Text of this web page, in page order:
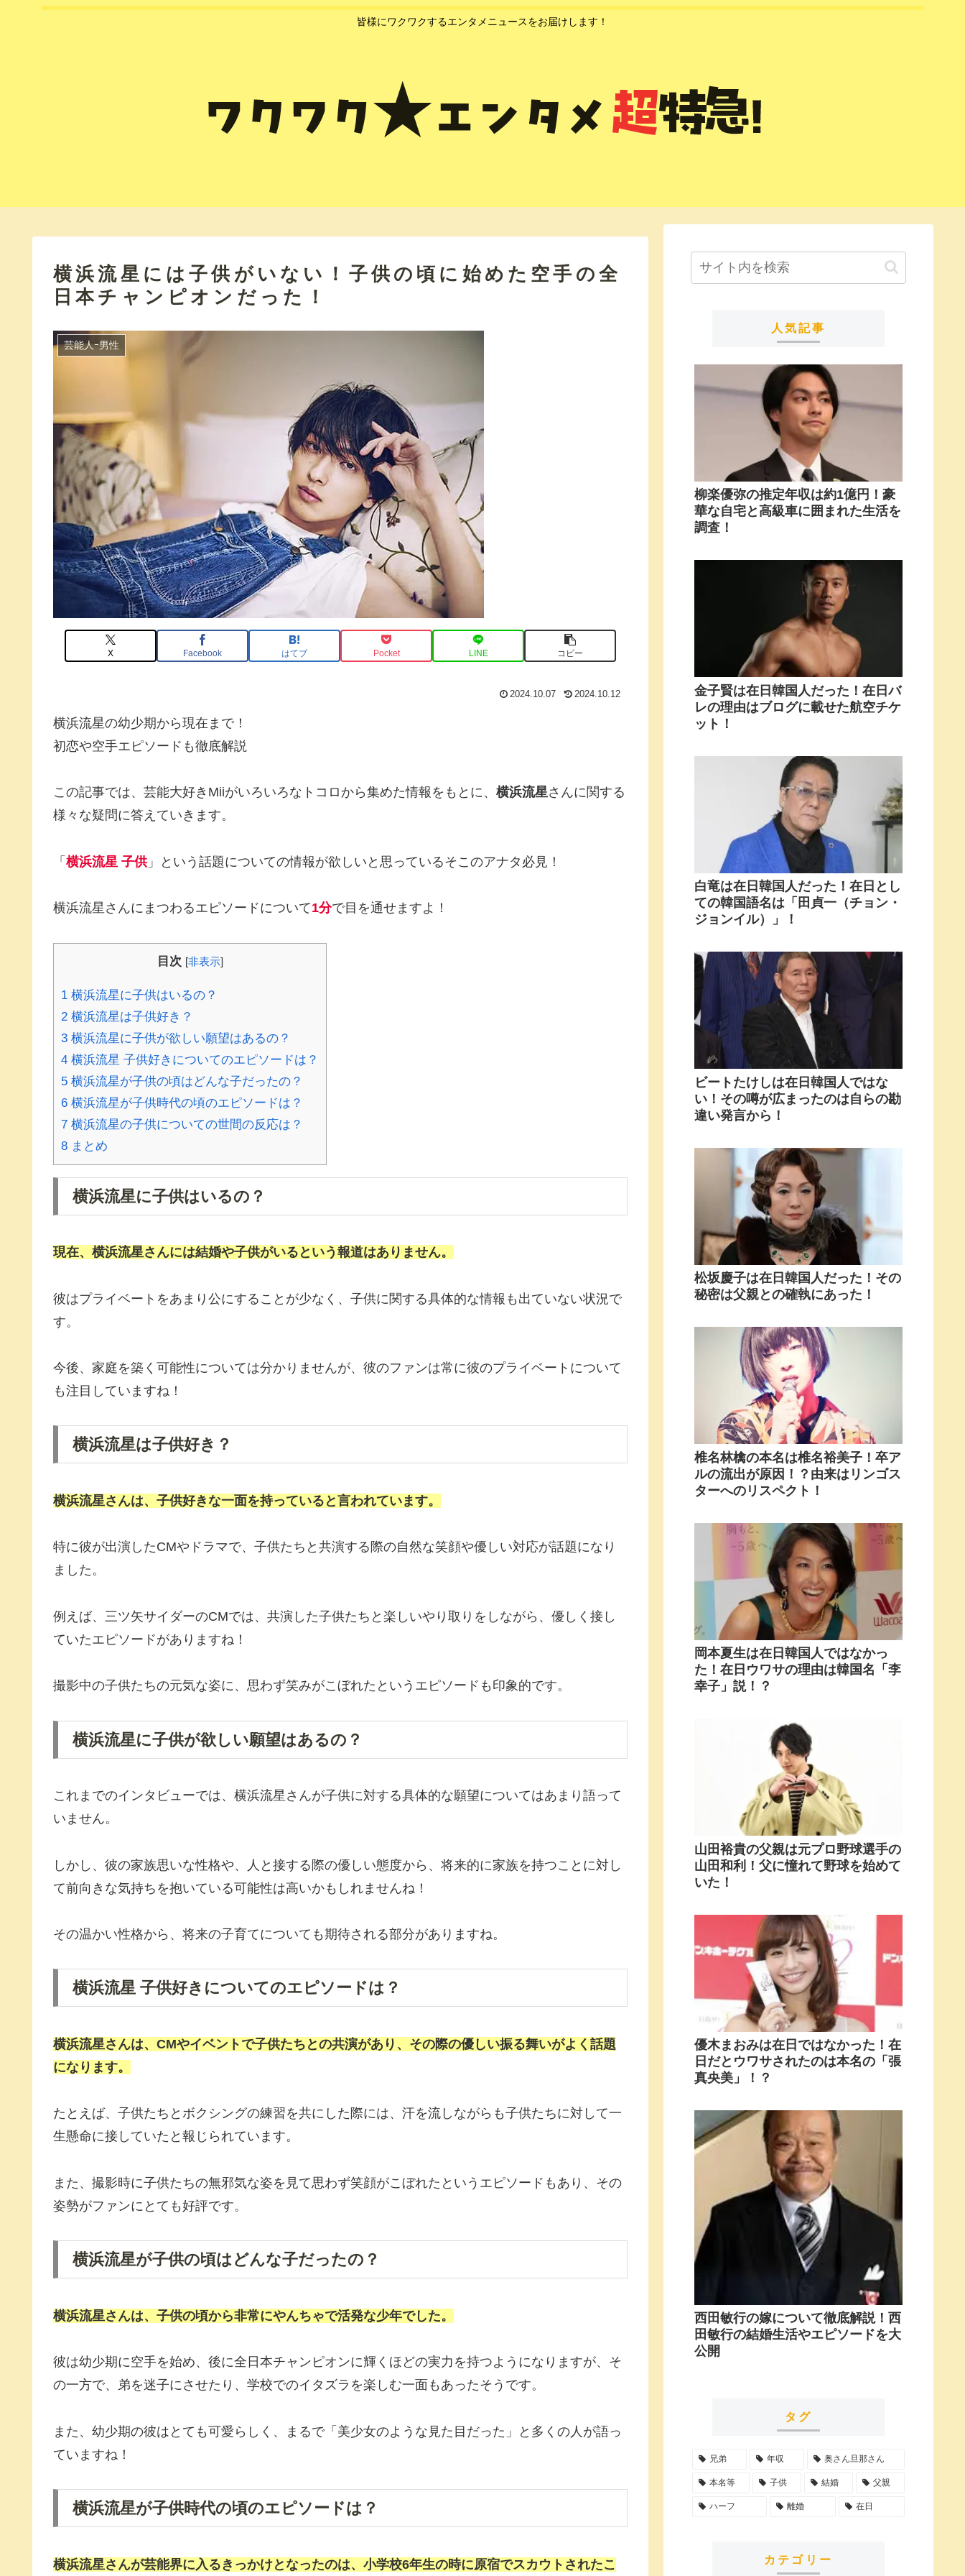
皆様にワクワクするエンタメニュースをお届けします！
横浜流星には子供がいない！子供の頃に始めた空手の全
日本チャンピオンだった！
芸能人ｰ男性
X Facebook はてブ Pocket LINE コピー
2024.10.07 2024.10.12
横浜流星の幼少期から現在まで！
初恋や空手エピソードも徹底解説
この記事では、芸能大好きMiiがいろいろなトコロから集めた情報をもとに、 横浜流星さんに関する
様々な疑問に答えていきます。
「 横浜流星 子供」という話題についての情報が欲しいと思っているそこのアナタ必見！
横浜流星さんにまつわるエピソードについて1分で目を通せますよ！
目次 [非表示]
1 横浜流星に子供はいるの？
2 横浜流星は子供好き？
3 横浜流星に子供が欲しい願望はあるの？
4 横浜流星 子供好きについてのエピソードは？
5 横浜流星が子供の頃はどんな子だったの？
6 横浜流星が子供時代の頃のエピソードは？
7 横浜流星の子供についての世間の反応は？
8 まとめ
横浜流星に子供はいるの？
現在、横浜流星さんには結婚や子供がいるという報道はありません。
彼はプライベートをあまり公にすることが少なく、子供に関する具体的な情報も出ていない状況で
す。
今後、家庭を築く可能性については分かりませんが、彼のファンは常に彼のプライベートについて
も注目していますね！
横浜流星は子供好き？
横浜流星さんは、子供好きな一面を持っていると言われています。
特に彼が出演したCMやドラマで、子供たちと共演する際の自然な笑顔や優しい対応が話題になり
ました。
例えば、三ツ矢サイダーのCMでは、共演した子供たちと楽しいやり取りをしながら、優しく接し
ていたエピソードがありますね！
撮影中の子供たちの元気な姿に、思わず笑みがこぼれたというエピソードも印象的です。
横浜流星に子供が欲しい願望はあるの？
これまでのインタビューでは、横浜流星さんが子供に対する具体的な願望についてはあまり語って
いません。
しかし、彼の家族思いな性格や、人と接する際の優しい態度から、将来的に家族を持つことに対し
て前向きな気持ちを抱いている可能性は高いかもしれませんね！
その温かい性格から、将来の子育てについても期待される部分がありますね。
横浜流星 子供好きについてのエピソードは？
横浜流星さんは、CMやイベントで子供たちとの共演があり、その際の優しい振る舞いがよく話題
になります。
たとえば、子供たちとボクシングの練習を共にした際には、汗を流しながらも子供たちに対して一
生懸命に接していたと報じられています。
また、撮影時に子供たちの無邪気な姿を見て思わず笑顔がこぼれたというエピソードもあり、その
姿勢がファンにとても好評です。
横浜流星が子供の頃はどんな子だったの？
横浜流星さんは、子供の頃から非常にやんちゃで活発な少年でした。
彼は幼少期に空手を始め、後に全日本チャンピオンに輝くほどの実力を持つようになりますが、そ
の一方で、弟を迷子にさせたり、学校でのイタズラを楽しむ一面もあったそうです。
また、幼少期の彼はとても可愛らしく、まるで「美少女のような見た目だった」と多くの人が語っ
ていますね！
横浜流星が子供時代の頃のエピソードは？
横浜流星さんが芸能界に入るきっかけとなったのは、小学校6年生の時に原宿でスカウトされたこ
人気記事
柳楽優弥の推定年収は約1億円！豪
華な自宅と高級車に囲まれた生活を
調査！
金子賢は在日韓国人だった！在日バ
レの理由はブログに載せた航空チケ
ット！
白竜は在日韓国人だった！在日とし
ての韓国語名は「田貞一（チョン・
ジョンイル）」！
ビートたけしは在日韓国人ではな
い！その噂が広まったのは自らの勘
違い発言から！
松坂慶子は在日韓国人だった！その
秘密は父親との確執にあった！
椎名林檎の本名は椎名裕美子！卒ア
ルの流出が原因！？由来はリンゴス
ターへのリスペクト！
岡本夏生は在日韓国人ではなかっ
た！在日ウワサの理由は韓国名「李
幸子」説！？
山田裕貴の父親は元プロ野球選手の
山田和利！父に憧れて野球を始めて
いた！
優木まおみは在日ではなかった！在
日だとウワサされたのは本名の「張
真央美」！？
西田敏行の嫁について徹底解説！西
田敏行の結婚生活やエピソードを大
公開
タグ
兄弟 年収 奥さん旦那さん
本名等 子供 結婚 父親
ハーフ 離婚 在日
カテゴリー